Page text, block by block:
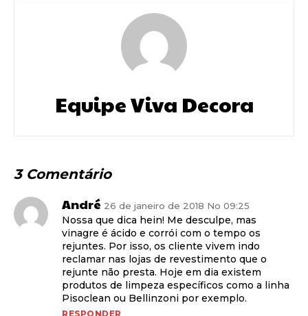
Equipe Viva Decora
3 Comentário
André 26 de janeiro de 2018 No 09:25
Nossa que dica hein! Me desculpe, mas
vinagre é ácido e corrói com o tempo os
rejuntes. Por isso, os cliente vivem indo
reclamar nas lojas de revestimento que o
rejunte não presta. Hoje em dia existem
produtos de limpeza específicos como a linha
Pisoclean ou Bellinzoni por exemplo.
RESPONDER